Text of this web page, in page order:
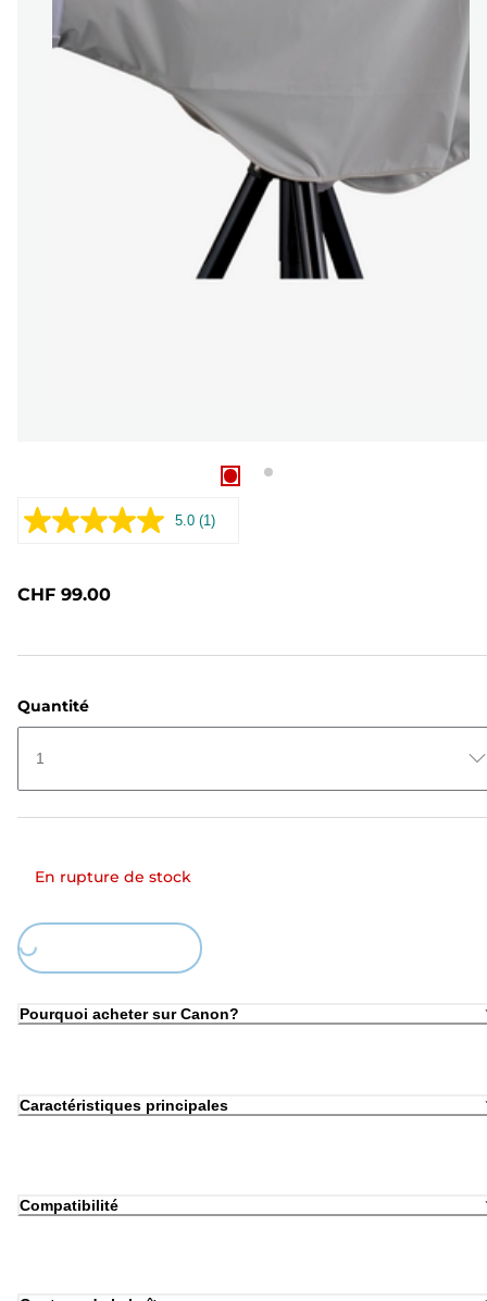
5.0 Lire
(1)
CHF 99.00
Quantité
1
En rupture de stock
Loading...
Pourquoi acheter sur Canon?
Caractéristiques principales
Compatibilité